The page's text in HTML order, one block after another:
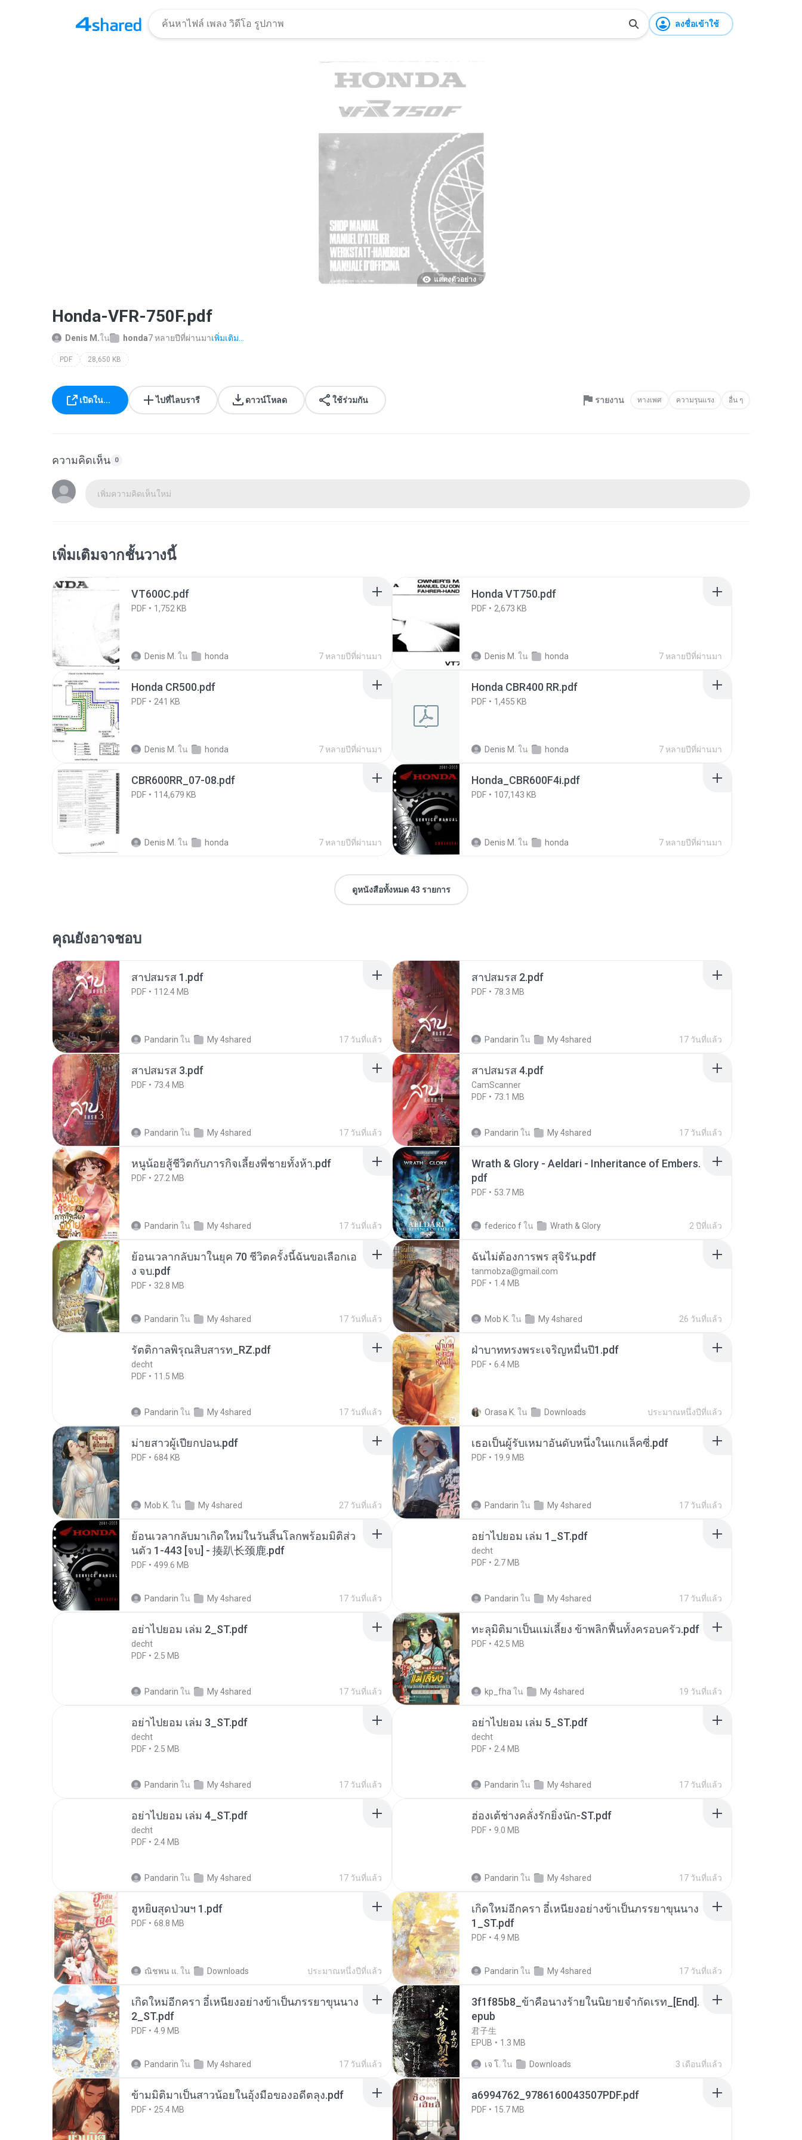
ลงชื่อเข้าใช้
แสดงตัวอย่าง
Honda-VFR-750F.pdf
Denis M.ใน honda7 หลายปีที่ผ่านมาเพิ่มเติม...
PDF 28,650 KB
เปิดใน... ไปที่ไลบรารี ดาวน์โหลด ใช้ร่วมกัน รายงาน ทางเพศ ความรุนแรง อื่น ๆ
ความคิดเห็น 0
เพิ่มความคิดเห็นใหม่
เพิ่มเติมจากชั้นวางนี้
VT600C.pdf
PDF 1,752 KB
Denis M. ใน honda 7 หลายปีที่ผ่านมา
Honda VT750.pdf
PDF 2,673 KB
Denis M. ใน honda 7 หลายปีที่ผ่านมา
Honda CR500.pdf
PDF 241 KB
Denis M. ใน honda 7 หลายปีที่ผ่านมา
Honda CBR400 RR.pdf
PDF 1,455 KB
Denis M. ใน honda 7 หลายปีที่ผ่านมา
CBR600RR_07-08.pdf
PDF 114,679 KB
Denis M. ใน honda 7 หลายปีที่ผ่านมา
Honda_CBR600F4i.pdf
PDF 107,143 KB
Denis M. ใน honda 7 หลายปีที่ผ่านมา
ดูหนังสือทั้งหมด 43 รายการ
คุณยังอาจชอบ
สาปสมรส 1.pdf
PDF 112.4 MB
Pandarin ใน My 4shared 17 วันที่แล้ว
สาปสมรส 2.pdf
PDF 78.3 MB
Pandarin ใน My 4shared 17 วันที่แล้ว
สาปสมรส 3.pdf
PDF 73.4 MB
Pandarin ใน My 4shared 17 วันที่แล้ว
สาปสมรส 4.pdf
CamScanner
PDF
73.1 MB
Pandarin ใน My 4shared 17 วันที่แล้ว
หนูน้อยสู้ชีวิตกับภารกิจเลี้ยงพี่ชายทั้งห้า.pdf
PDF 27.2 MB
Pandarin ใน My 4shared 17 วันที่แล้ว
Wrath & Glory - Aeldari - Inheritance of Embers.
pdf
PDF 53.7 MB
federico fใน Wrath & Glory 2 ปีที่แล้ว
ย้อนเวลากลับมาในยุค 70 ชีวิตครั้งนี้ฉันขอเลือกเอ
ง จบ.pdf
PDF 32.8 MB
Pandarin ใน My 4shared 17 วันที่แล้ว
ฉันไม่ต้องการพร สุจิรัน.pdf
tanmobza@gmail.com
PDF
1.4 MB
Mob K. ใน My 4shared 26 วันที่แล้ว
รัตติกาลพิรุณสิบสารท_RZ.pdf
decht
PDF
11.5 MB
Pandarin ใน My 4shared 17 วันที่แล้ว
ฝ่าบาททรงพระเจริญหมื่นปี1.pdf
PDF 6.4 MB
Orasa K. ใน Downloads ประมาณหนึ่งปีที่แล้ว
ม่ายสาวผู้เปียกปอน.pdf
PDF 684 KB
Mob K. ใน My 4shared 27 วันที่แล้ว
เธอเป็นผู้รับเหมาอันดับหนึ่งในแกแล็คซี่.pdf
PDF 19.9 MB
Pandarin ใน My 4shared 17 วันที่แล้ว
ย้อนเวลากลับมาเกิดใหม่ในวันสิ้นโลกพร้อมมิติส่ว
นตัว 1-443 [จบ] - 揍趴长颈鹿.pdf
PDF 499.6 MB
Pandarin ใน My 4shared 17 วันที่แล้ว
อย่าไปยอม เล่ม 1_ST.pdf
decht
PDF
2.7 MB
Pandarin ใน My 4shared 17 วันที่แล้ว
อย่าไปยอม เล่ม 2_ST.pdf
decht
PDF
2.5 MB
Pandarin ใน My 4shared 17 วันที่แล้ว
ทะลุมิติมาเป็นแม่เลี้ยง ข้าพลิกฟื้นทั้งครอบครัว.pdf
PDF 42.5 MB
kp_fha ใน My 4shared 19 วันที่แล้ว
อย่าไปยอม เล่ม 3_ST.pdf
decht
PDF
2.5 MB
Pandarin ใน My 4shared 17 วันที่แล้ว
อย่าไปยอม เล่ม 5_ST.pdf
decht
PDF
2.4 MB
Pandarin ใน My 4shared 17 วันที่แล้ว
อย่าไปยอม เล่ม 4_ST.pdf
decht
PDF
2.4 MB
Pandarin ใน My 4shared 17 วันที่แล้ว
ฮ่องเต้ช่างคลั่งรักยิ่งนัก-ST.pdf
PDF 9.0 MB
Pandarin ใน My 4shared 17 วันที่แล้ว
ฮูหยิuสุดป่วuฯ 1.pdf
PDF 68.8 MB
ณิชพน แ. ใน Downloads ประมาณหนึ่งปีที่แล้ว
เกิดใหม่อีกครา อี๋เหนียงอย่างข้าเป็นภรรยาขุนนาง
1_ST.pdf
PDF 4.9 MB
Pandarin ใน My 4shared 17 วันที่แล้ว
เกิดใหม่อีกครา อี๋เหนียงอย่างข้าเป็นภรรยาขุนนาง
2_ST.pdf
PDF 4.9 MB
Pandarin ใน My 4shared 17 วันที่แล้ว
3f1f85b8_ข้าคือนางร้ายในนิยายจำกัดเรท_[End].
epub
君子生
EPUB
1.3 MB
เจ โ. ใน Downloads 3 เดือนที่แล้ว
ข้ามมิติมาเป็นสาวน้อยในอุ้งมือของอดีตลุง.pdf
PDF 25.4 MB
a6994762_9786160043507PDF.pdf
PDF 15.7 MB